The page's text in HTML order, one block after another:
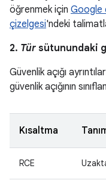
öğrenmek için Google
çizelgesi'ndeki
2. Tür sütunundaki
Güvenlik açığı
güvenlik açığının
Kısaltma
RCE